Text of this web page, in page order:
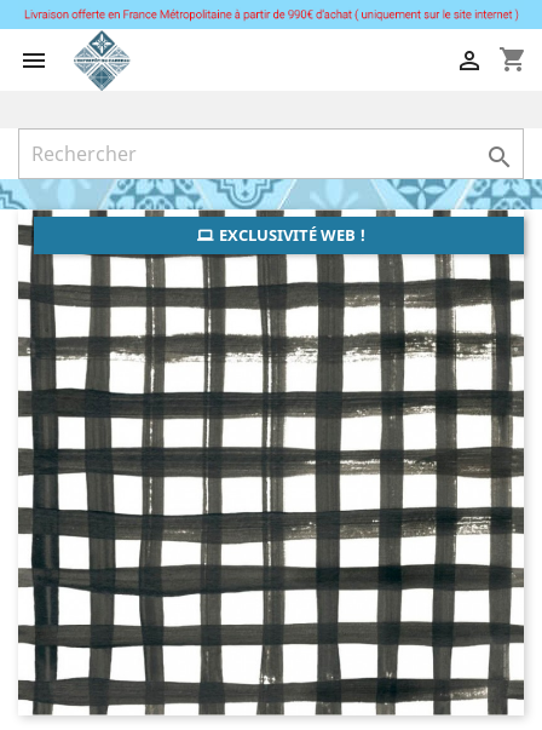
 shopping_cart


EXCLUSIVITÉ WEB !